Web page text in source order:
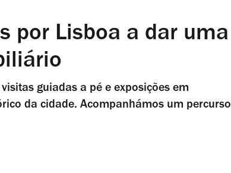
por Lisboa a dar uma
guiadas a pé e exposições em
da cidade. Acompanhámos um percurso